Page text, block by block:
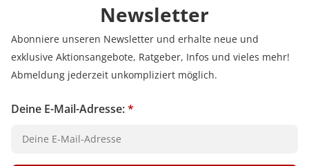
Newsletter
Abonniere unseren Newsletter und erhalte neue und
exklusive Aktionsangebote, Ratgeber, Infos und vieles mehr!
Abmeldung jederzeit unkompliziert möglich.
Deine E-Mail-Adresse:*